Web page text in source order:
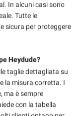
In alcuni casi sono
Tutte le
sicura per proteggere
Heydude?
taglie dettagliata su
la misura corretta. I
ma è sempre
con la tabella